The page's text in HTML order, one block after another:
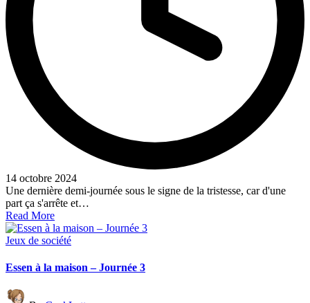
14 octobre 2024
Une dernière demi-journée sous le signe de la tristesse, car d'une
part ça s'arrête et…
Read More
Posted
Jeux de société
Essen à la maison – Journée 3
Posted